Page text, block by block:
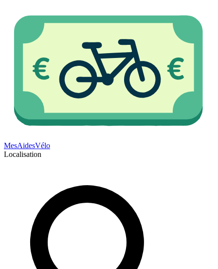
MesAidesVélo
Localisation